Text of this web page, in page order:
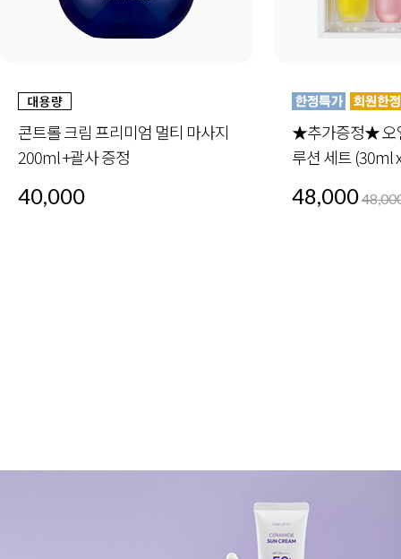
★추가증정★ 오일 인 세럼 4-세럼 솔
루션 세트 (30ml x4) +미드나이트스페
48,000
더블 모이스처
30ml 6개
72,000